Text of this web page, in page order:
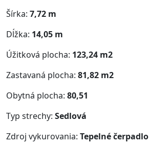
Šírka: 7,72 m
Dĺžka: 14,05 m
Úžitková plocha: 123,24 m2
Zastavaná plocha: 81,82 m2
Obytná plocha: 80,51
Typ strechy: Sedlová
Zdroj vykurovania: Tepelné čerpadlo